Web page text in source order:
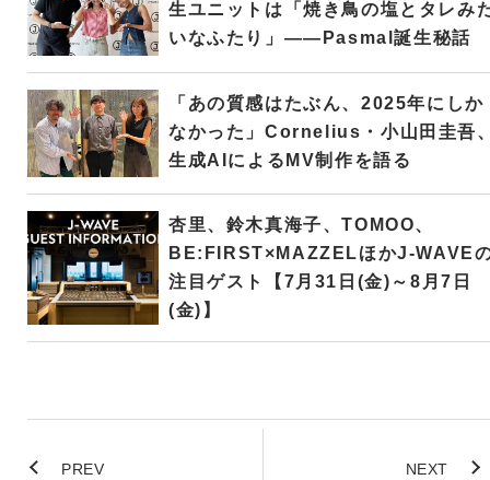
生ユニットは「焼き鳥の塩とタレみ
いなふたり」――Pasmal誕生秘話
「あの質感はたぶん、2025年にしか
なかった」Cornelius・小山田圭吾
生成AIによるMV制作を語る
杏里、鈴木真海子、TOMOO、
BE:FIRST×MAZZELほかJ-WAVE
注目ゲスト【7月31日(金)～8月7日
(金)】
PREV NEXT